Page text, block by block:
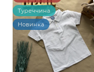
Туреччина
Новинка